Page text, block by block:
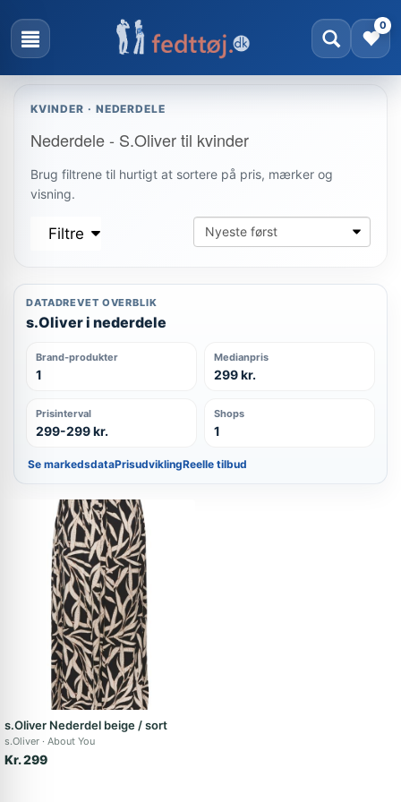
0
KVINDER · NEDERDELE
Nederdele - S.Oliver til kvinder
Brug filtrene til hurtigt at sortere på pris, mærker og
visning.
Filtre
DATADREVET OVERBLIK
s.Oliver i nederdele
Brand-produkter
1
Medianpris
299 kr.
Prisinterval
299-299 kr.
Shops
1
Se markedsdataPrisudviklingReelle tilbud
s.Oliver Nederdel beige / sort
s.Oliver About You
Kr. 299